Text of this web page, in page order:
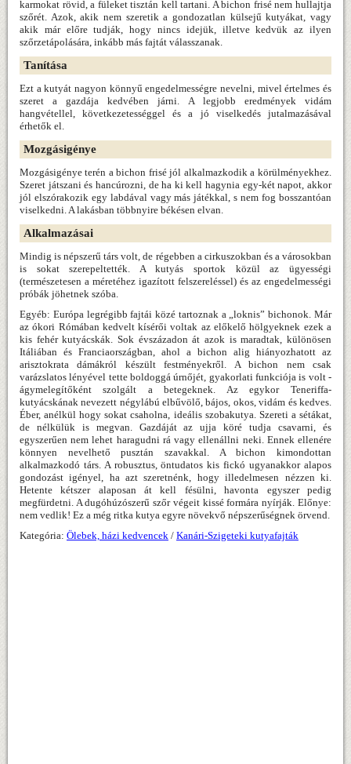
karmokat rövid, a füleket tisztán kell tartani. A bichon frisé nem hullajtja
szőrét. Azok, akik nem szeretik a gondozatlan külsejű kutyákat, vagy
akik már előre tudják, hogy nincs idejük, illetve kedvük az ilyen
szőrzetápolására, inkább más fajtát válasszanak.
Tanítása
Ezt a kutyát nagyon könnyű engedelmességre nevelni, mivel értelmes és
szeret a gazdája kedvében járni. A legjobb eredmények vidám
hangvétellel, következetességgel és a jó viselkedés jutalmazásával
érhetők el.
Mozgásigénye
Mozgásigénye terén a bichon frisé jól alkalmazkodik a körülményekhez.
Szeret játszani és hancúrozni, de ha ki kell hagynia egy-két napot, akkor
jól elszórakozik egy labdával vagy más játékkal, s nem fog bosszantóan
viselkedni. A lakásban többnyire békésen elvan.
Alkalmazásai
Mindig is népszerű társ volt, de régebben a cirkuszokban és a városokban
is sokat szerepeltették. A kutyás sportok közül az ügyességi
(természetesen a méretéhez igazított felszereléssel) és az engedelmességi
próbák jöhetnek szóba.
Egyéb: Európa legrégibb fajtái közé tartoznak a „loknis” bichonok. Már
az ókori Rómában kedvelt kísérői voltak az előkelő hölgyeknek ezek a
kis fehér kutyácskák. Sok évszázadon át azok is maradtak, különösen
Itáliában és Franciaországban, ahol a bichon alig hiányozhatott az
arisztokrata dámákról készült festményekről. A bichon nem csak
varázslatos lényével tette boldoggá úrnőjét, gyakorlati funkciója is volt -
ágymelegítőként szolgált a betegeknek. Az egykor Teneriffa-
kutyácskának nevezett négylábú elbűvölő, bájos, okos, vidám és kedves.
Éber, anélkül hogy sokat csaholna, ideális szobakutya. Szereti a sétákat,
de nélkülük is megvan. Gazdáját az ujja köré tudja csavarni, és
egyszerűen nem lehet haragudni rá vagy ellenállni neki. Ennek ellenére
könnyen nevelhető pusztán szavakkal. A bichon kimondottan
alkalmazkodó társ. A robusztus, öntudatos kis fickó ugyanakkor alapos
gondozást igényel, ha azt szeretnénk, hogy illedelmesen nézzen ki.
Hetente kétszer alaposan át kell fésülni, havonta egyszer pedig
megfürdetni. A dugóhúzószerű szőr végeit kissé formára nyírják. Előnye:
nem vedlik! Ez a még ritka kutya egyre növekvő népszerűségnek örvend.
Kategória: Ölebek, házi kedvencek / Kanári-Szigeteki kutyafajták